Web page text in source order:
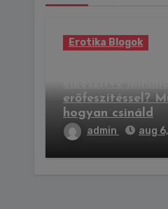
Erotika Blogok
erőfeszítéssel?
hogyan csináld
admin aug